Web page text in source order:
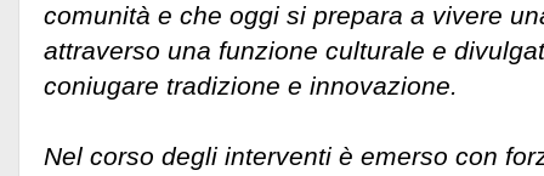
comunità e che oggi si prepara a vivere
attraverso una funzione culturale e
coniugare tradizione e innovazione.
Nel corso degli interventi è emerso con